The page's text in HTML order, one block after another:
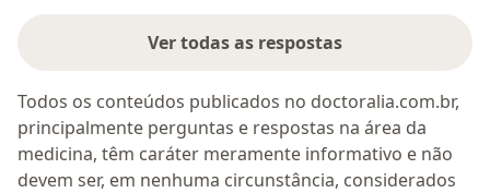
Ver todas as respostas
Todos os conteúdos publicados no doctoralia.com.br,
principalmente perguntas e respostas na área da
medicina, têm caráter meramente informativo e não
devem ser, em nenhuma circunstância, considerados